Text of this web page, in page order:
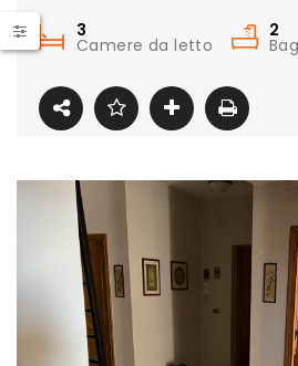
3
Camere da letto
2